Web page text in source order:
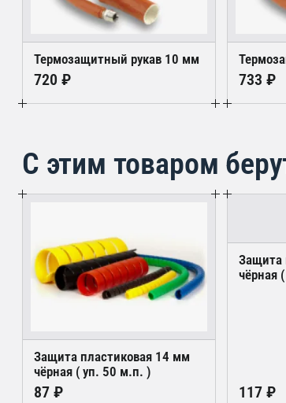
Термозащитный рукав 10 мм
720 ₽ 733 ₽
С этим товаром
Защита пластиковая 14 мм
чёрная ( уп. 50 м.п. )
87 ₽
Защита
чёрная
117 ₽